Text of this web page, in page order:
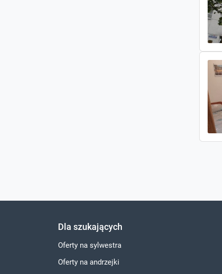
Dla szukających
Oferty na sylwestra
Oferty na andrzejki